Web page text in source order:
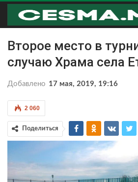
Второе место в
случаю Храма села
Добавлено 17 мая, 2019, 19:16
2 060
Поделиться